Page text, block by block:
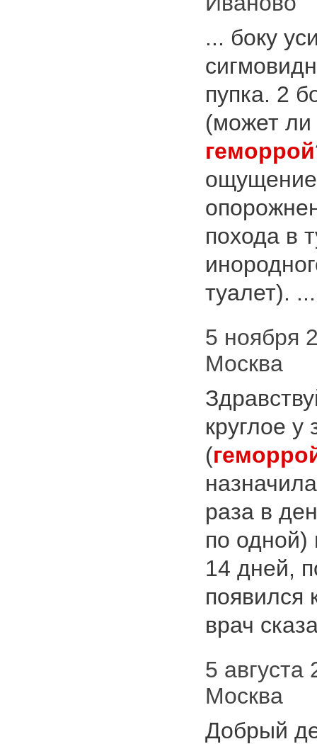
... боку
пупка. 2
(может ли
геморрой
ощущение
похода в
туалет).
5 ноября
Москва
круглое у
(
раза в
по одной)
14 дней,
появился
врач
5 августа
Москва
Добрый